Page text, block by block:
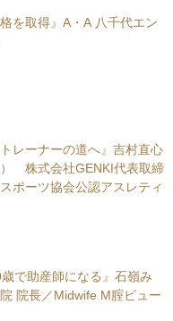
を取得』A・A 八千代エン
レーナーの道へ』吉村直心
） 株式会社GENKI代表取締
ポーツ協会公認アスレティ
で助産師になる』石嶺み
院長／Midwife M腟ビュー